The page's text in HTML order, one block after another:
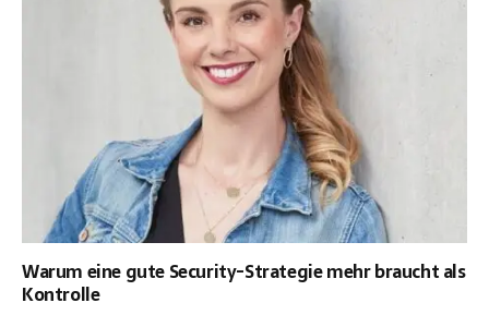
Warum eine gute Security-Strategie mehr braucht als
Kontrolle